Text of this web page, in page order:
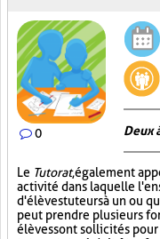
0 Deux
Le Tutorat, également
activité dans laquelle
d'élèves tuteurs à un ou
peut prendre plusieurs
élèves sont sollicités